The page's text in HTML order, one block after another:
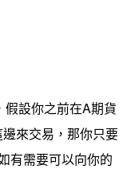
設你之前在A期貨
來交易，那你只要
有需要可以向你的